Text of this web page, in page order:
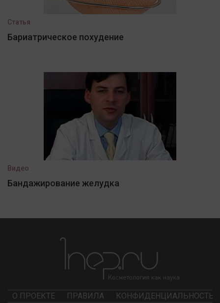
Статья
Бариатрическое похудение
Видео
Бандажирование желудка
О ПРОЕКТЕ ПРАВИЛА КОНФИДЕНЦИАЛЬНОСТЬ